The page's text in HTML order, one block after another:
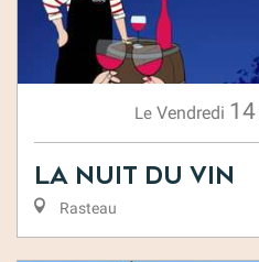
Le Vendredi 14
La Nuit du Vin
Rasteau